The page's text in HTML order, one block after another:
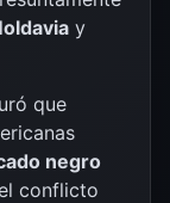
y
que
negro
conflicto